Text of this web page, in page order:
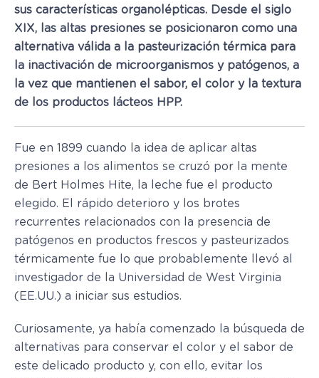
sus características organolépticas. Desde el siglo
XIX, las altas presiones se posicionaron como una
alternativa válida a la pasteurización térmica para
la inactivación de microorganismos y patógenos, a
la vez que mantienen el sabor, el color y la textura
de los productos lácteos HPP.
Fue en 1899 cuando la idea de aplicar altas
presiones a los alimentos se cruzó por la mente
de Bert Holmes Hite, la leche fue el producto
elegido. El rápido deterioro y los brotes
recurrentes relacionados con la presencia de
patógenos en productos frescos y pasteurizados
térmicamente fue lo que probablemente llevó al
investigador de la Universidad de West Virginia
(EE.UU.) a iniciar sus estudios.
Curiosamente, ya había comenzado la búsqueda de
alternativas para conservar el color y el sabor de
este delicado producto y, con ello, evitar los